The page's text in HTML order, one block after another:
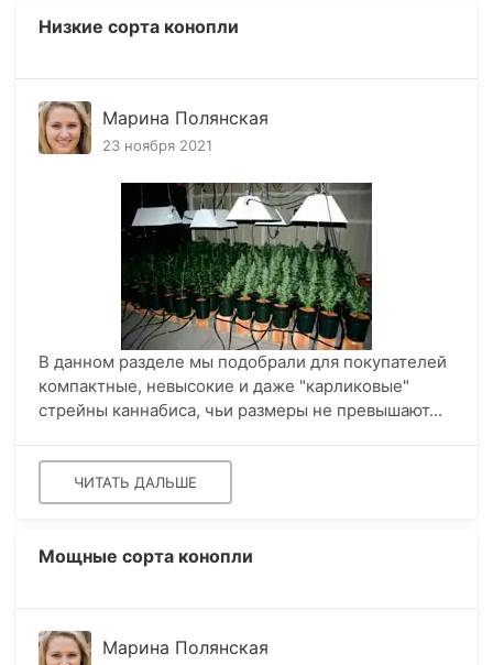
Низкие сорта конопли
Марина Полянская
23 ноября 2021
В данном разделе мы подобрали для покупателей
компактные, невысокие и даже "карликовые"
стрейны каннабиса, чьи размеры не превышают...
ЧИТАТЬ ДАЛЬШЕ
Мощные сорта конопли
Марина Полянская